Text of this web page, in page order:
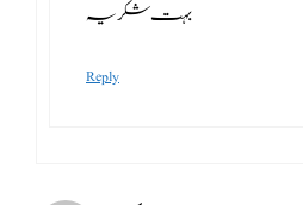
بہت شکریہ
Reply